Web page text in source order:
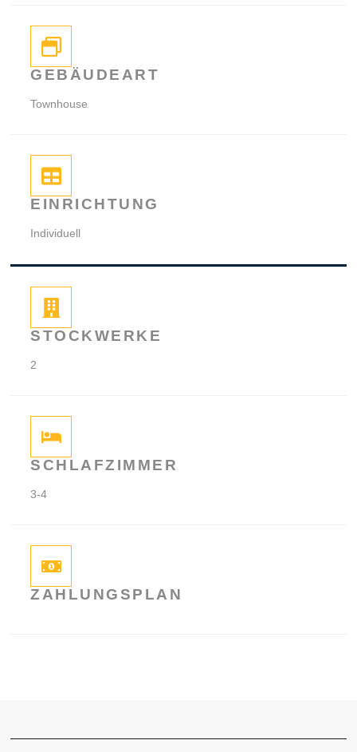
GEBÄUDEART
Townhouse
EINRICHTUNG
Individuell
STOCKWERKE
2
SCHLAFZIMMER
3-4
ZAHLUNGSPLAN